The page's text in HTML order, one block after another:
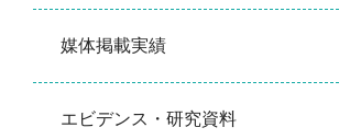
媒体掲載実績
エビデンス・研究資料